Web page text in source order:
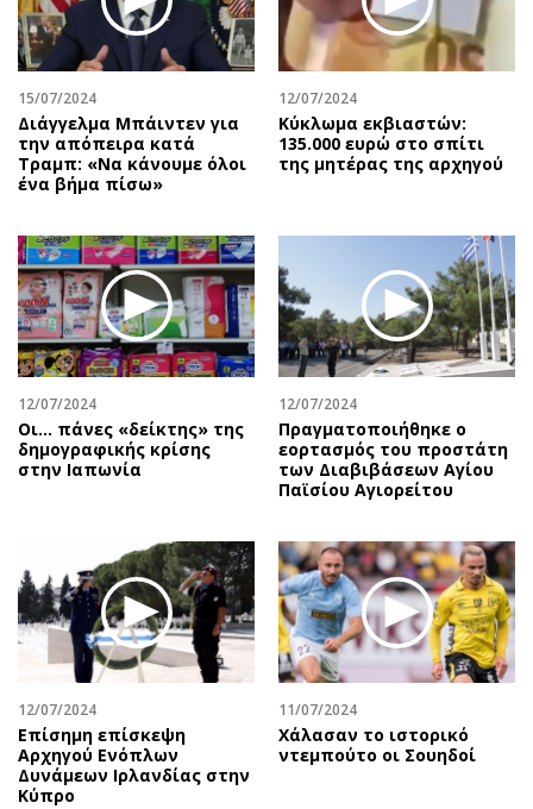
15/07/2024
Διάγγελμα Μπάιντεν για
την απόπειρα κατά
Τραμπ: «Να κάνουμε όλοι
ένα βήμα πίσω»
12/07/2024
Κύκλωμα εκβιαστών:
135.000 ευρώ στο σπίτι
της μητέρας της αρχηγού
12/07/2024
Οι… πάνες «δείκτης» της
δημογραφικής κρίσης
στην Ιαπωνία
12/07/2024
Πραγματοποιήθηκε ο
εορτασμός του προστάτη
των Διαβιβάσεων Αγίου
Παϊσίου Αγιορείτου
12/07/2024
Επίσημη επίσκεψη
Αρχηγού Ενόπλων
Δυνάμεων Ιρλανδίας στην
Κύπρο
11/07/2024
Χάλασαν το ιστορικό
ντεμπούτο οι Σουηδοί